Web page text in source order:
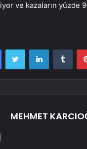
ve kazaların yüzde
FacebookTwitter LinkedIn
MEHMET